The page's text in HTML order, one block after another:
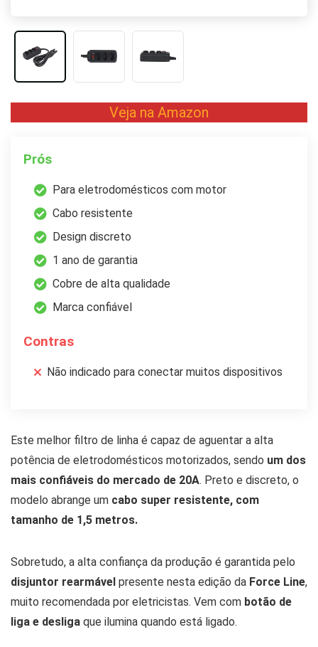
Veja na Amazon
Prós
Para eletrodomésticos com motor
Cabo resistente
Design discreto
1 ano de garantia
Cobre de alta qualidade
Marca confiável
Contras
Não indicado para conectar muitos dispositivos
Este melhor filtro de linha é capaz de aguentar a alta
potência de eletrodomésticos motorizados, sendo um dos
mais confiáveis do mercado de 20A. Preto e discreto, o
modelo abrange um cabo super resistente, com
tamanho de 1,5 metros.
Sobretudo, a alta confiança da produção é garantida pelo
disjuntor rearmável presente nesta edição da Force Line,
muito recomendada por eletricistas. Vem com botão de
liga e desliga que ilumina quando está ligado.